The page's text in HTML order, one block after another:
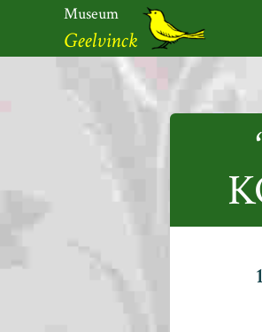
de
Museum
Geelvinck
Geelvinck